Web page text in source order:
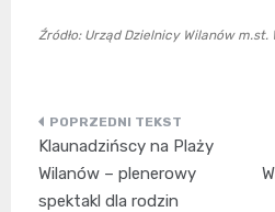
Źródło: Urząd Dzielnicy Wilanów m.st.
Nawigacja
wpisu
Klaunadzińscy na Plaży
Wilanów – plenerowy
spektakl dla rodzin